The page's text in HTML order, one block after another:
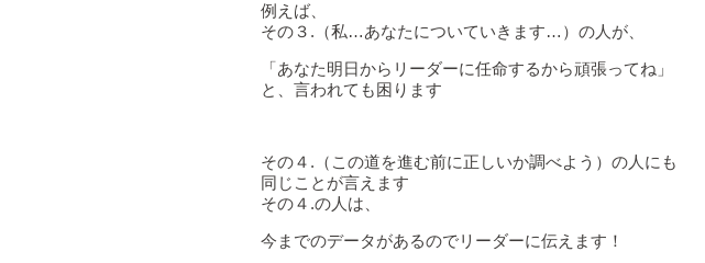
例えば、
その３.（私…あなたについていきます…）の人が、
「あなた明日からリーダーに任命するから頑張ってね」
と、言われても困ります
その４.（この道を進む前に正しいか調べよう）の人にも
同じことが言えます
その４.の人は、
今までのデータがあるのでリーダーに伝えます！